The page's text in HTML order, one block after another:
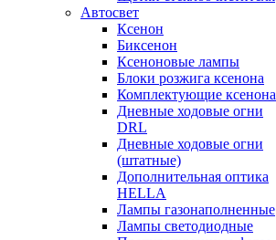
Автосвет
Ксенон
Биксенон
Ксеноновые лампы
Блоки розжига ксенона
Комплектующие ксенона
Дневные ходовые огни
DRL
Дневные ходовые огни
(штатные)
Дополнительная оптика
HELLA
Лампы газонаполненные
Лампы светодиодные